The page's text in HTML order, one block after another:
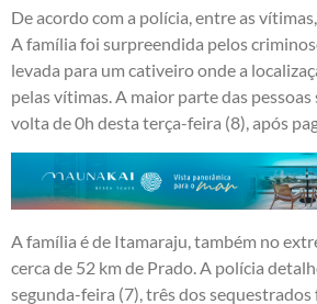
De acordo com a polícia, entre as
A família foi surpreendida pelos
levada para um cativeiro onde a
pelas vítimas. A maior parte das
volta de 0h desta terça-feira (8), após
A família é de Itamaraju, também no
cerca de 52 km de Prado. A polícia
segunda-feira (7), três dos